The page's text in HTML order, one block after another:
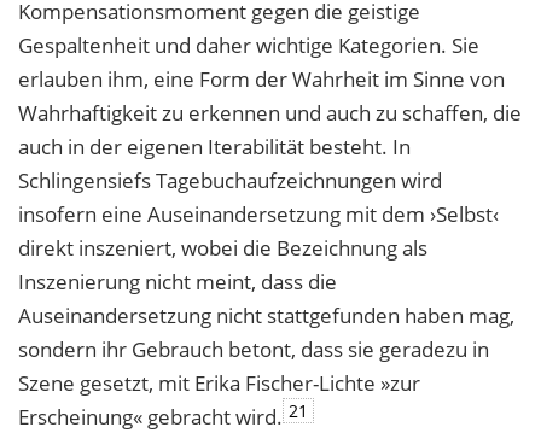
Kompensationsmoment gegen die geistige
Gespaltenheit und daher wichtige Kategorien. Sie
erlauben ihm, eine Form der Wahrheit im Sinne von
Wahrhaftigkeit zu erkennen und auch zu schaffen, die
auch in der eigenen Iterabilität besteht. In
Schlingensiefs Tagebuchaufzeichnungen wird
insofern eine Auseinandersetzung mit dem ›Selbst‹
direkt inszeniert, wobei die Bezeichnung als
Inszenierung nicht meint, dass die
Auseinandersetzung nicht stattgefunden haben mag,
sondern ihr Gebrauch betont, dass sie geradezu in
Szene gesetzt, mit Erika Fischer-Lichte »zur
Erscheinung« gebracht wird. 21